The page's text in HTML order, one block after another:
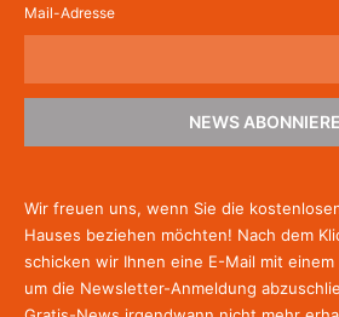
Mail-Adresse
NEWS
Wir freuen uns, wenn Sie die
Hauses beziehen möchten! Nach dem
schicken wir Ihnen eine E-Mail mit
um die Newsletter-Anmeldung